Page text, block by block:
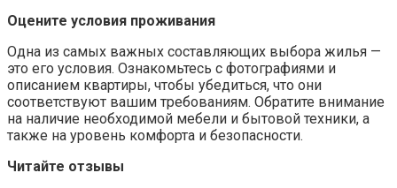
Оцените условия проживания
Одна из самых важных составляющих выбора жилья —
это его условия. Ознакомьтесь с фотографиями и
описанием квартиры, чтобы убедиться, что они
соответствуют вашим требованиям. Обратите внимание
на наличие необходимой мебели и бытовой техники, а
также на уровень комфорта и безопасности.
Читайте отзывы